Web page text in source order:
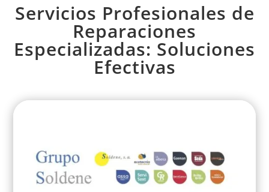
Servicios Profesionales de
Reparaciones
Especializadas: Soluciones
Efectivas